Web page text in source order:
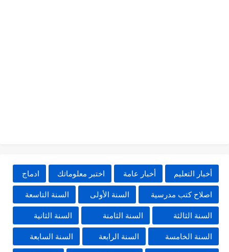
أخبار التعليم أخبار عامة اختبر معلوماتك ادماج
اصلاح كتب مدرسية السنة الأولى السنة التاسعة
السنة الثالثة السنة الثامنة السنة الثانية
السنة الخامسة السنة الرابعة السنة السابعة